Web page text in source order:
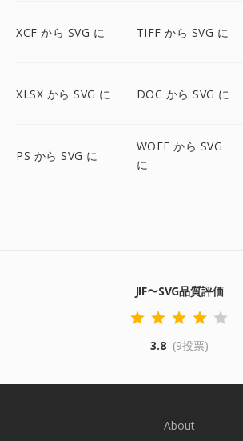
XCF から SVG に TIFF から SVG に
XLSX から SVG に DOC から SVG に
PS から SVG に
WOFF から SVG
に
JIF〜SVG品質評価
3.8 (9投票)
About